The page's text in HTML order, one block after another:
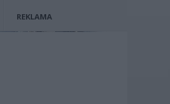
REKLAMA